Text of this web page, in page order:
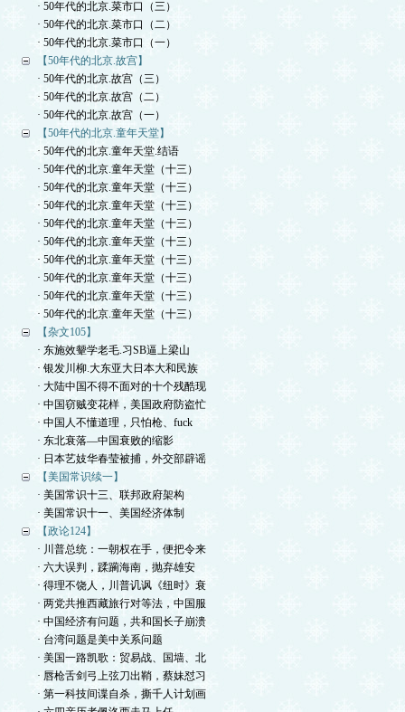
· 50年代的北京.菜市口（三）
· 50年代的北京.菜市口（二）
· 50年代的北京.菜市口（一）
【50年代的北京.故宫】
· 50年代的北京.故宫（三）
· 50年代的北京.故宫（二）
· 50年代的北京.故宫（一）
【50年代的北京.童年天堂】
· 50年代的北京.童年天堂.结语
· 50年代的北京.童年天堂（十三）
· 50年代的北京.童年天堂（十三）
· 50年代的北京.童年天堂（十三）
· 50年代的北京.童年天堂（十三）
· 50年代的北京.童年天堂（十三）
· 50年代的北京.童年天堂（十三）
· 50年代的北京.童年天堂（十三）
· 50年代的北京.童年天堂（十三）
· 50年代的北京.童年天堂（十三）
【杂文105】
· 东施效颦学老毛.习SB逼上梁山
· 银发川柳.大东亚大日本大和民族
· 大陆中国不得不面对的十个残酷现
· 中国窃贼变花样，美国政府防盗忙
· 中国人不懂道理，只怕枪、fuck
· 东北衰落—中国衰败的缩影
· 日本艺妓华春莹被捕，外交部辟谣
【美国常识续一】
· 美国常识十三、联邦政府架构
· 美国常识十一、美国经济体制
【政论124】
· 川普总统：一朝权在手，便把令来
· 六大误判，蹂躏海南，抛弃雄安
· 得理不饶人，川普讥讽《纽时》衰
· 两党共推西藏旅行对等法，中国服
· 中国经济有问题，共和国长子崩溃
· 台湾问题是美中关系问题
· 美国一路凯歌：贸易战、国墙、北
· 唇枪舌剑弓上弦刀出鞘，蔡妹怼习
· 第一科技间谍自杀，撕千人计划画